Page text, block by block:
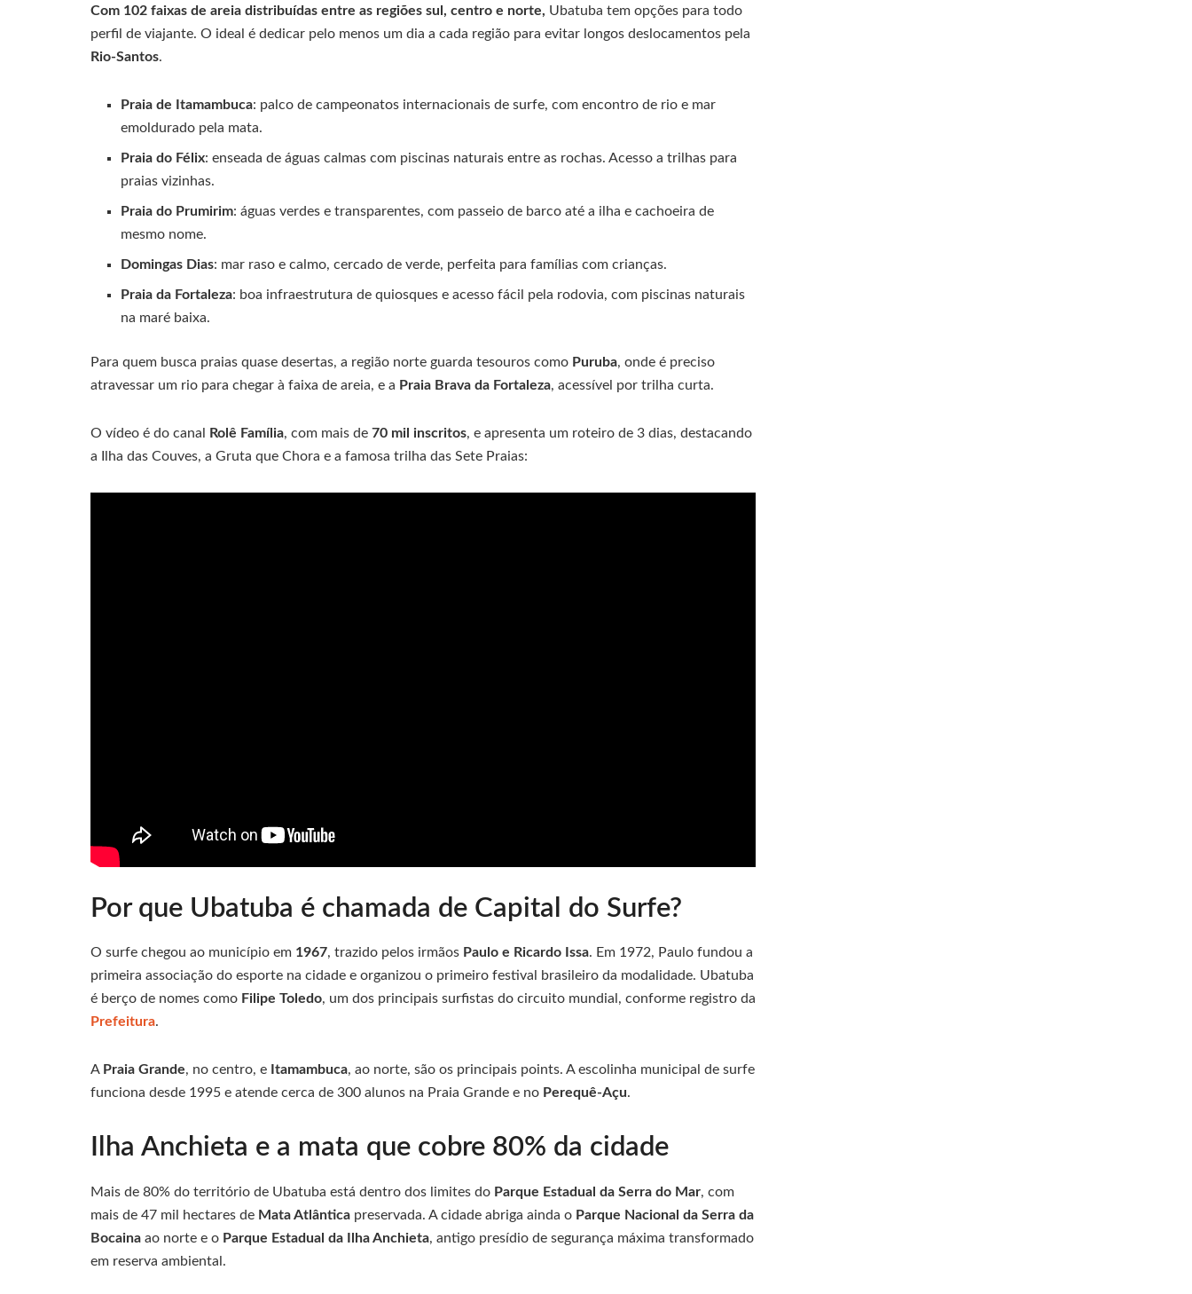
Com 102 faixas de areia distribuídas entre as regiões sul, centro e norte, Ubatuba tem opções para todo
perfil de viajante. O ideal é dedicar pelo menos um dia a cada região para evitar longos deslocamentos pela
Rio-Santos.
Praia de Itamambuca: palco de campeonatos internacionais de surfe, com encontro de rio e mar
emoldurado pela mata.
Praia do Félix: enseada de águas calmas com piscinas naturais entre as rochas. Acesso a trilhas para
praias vizinhas.
Praia do Prumirim: águas verdes e transparentes, com passeio de barco até a ilha e cachoeira de
mesmo nome.
Domingas Dias: mar raso e calmo, cercado de verde, perfeita para famílias com crianças.
Praia da Fortaleza: boa infraestrutura de quiosques e acesso fácil pela rodovia, com piscinas naturais
na maré baixa.
Para quem busca praias quase desertas, a região norte guarda tesouros como Puruba, onde é preciso
atravessar um rio para chegar à faixa de areia, e a Praia Brava da Fortaleza, acessível por trilha curta.
O vídeo é do canal Rolê Família, com mais de 70 mil inscritos, e apresenta um roteiro de 3 dias, destacando
a Ilha das Couves, a Gruta que Chora e a famosa trilha das Sete Praias:
Por que Ubatuba é chamada de Capital do Surfe?
O surfe chegou ao município em 1967, trazido pelos irmãos Paulo e Ricardo Issa. Em 1972, Paulo fundou a
primeira associação do esporte na cidade e organizou o primeiro festival brasileiro da modalidade. Ubatuba
é berço de nomes como Filipe Toledo, um dos principais surfistas do circuito mundial, conforme registro da
Prefeitura.
A Praia Grande, no centro, e Itamambuca, ao norte, são os principais points. A escolinha municipal de surfe
funciona desde 1995 e atende cerca de 300 alunos na Praia Grande e no Perequê-Açu.
Ilha Anchieta e a mata que cobre 80% da cidade
Mais de 80% do território de Ubatuba está dentro dos limites do Parque Estadual da Serra do Mar, com
mais de 47 mil hectares de Mata Atlântica preservada. A cidade abriga ainda o Parque Nacional da Serra da
Bocaina ao norte e o Parque Estadual da Ilha Anchieta, antigo presídio de segurança máxima transformado
em reserva ambiental.